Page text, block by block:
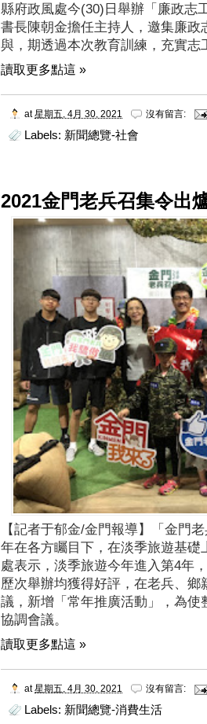
縣府政風處今(30)日舉辦「廉政志
書長陳朝金擔任主持人，邀集廉
與，期透過本次教育訓練，充實志
讀取更多點這 »
at星期五, 4月 30, 2021 沒有留言:
Labels: 新聞總覽-社會
2021金門老兵召集令出
【記者于郁金/金門報導】「金門
年在各方矚目下，在淡季旅遊基
處表示，淡季旅遊今年進入第4年
歷次舉辦均獲得好評，在老兵、
議，新增「常年推廣活動」，為
協調會議。
讀取更多點這 »
at星期五, 4月 30, 2021 沒有留言:
Labels: 新聞總覽-消費生活